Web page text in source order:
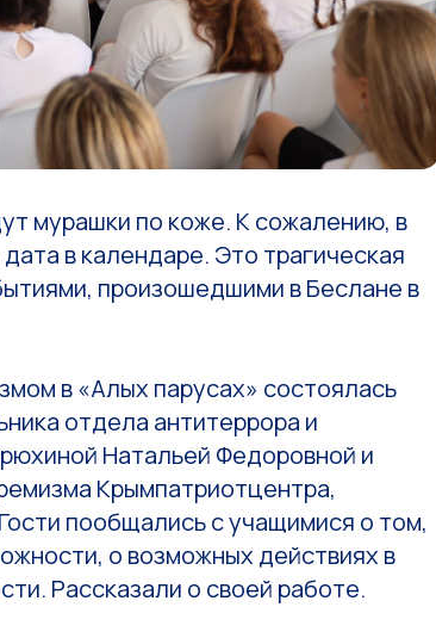
мурашки по коже. К сожалению, в
в календаре. Это трагическая
произошедшими в Беслане в
в «Алых парусах» состоялась
отдела антитеррора и
Натальей Федоровной и
Крымпатриотцентра,
пообщались с учащимися о том,
о возможных действиях в
Рассказали о своей работе.